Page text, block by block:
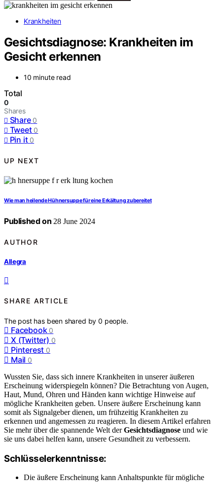
Krankheiten
Gesichtsdiagnose: Krankheiten im
Gesicht erkennen
10 minute read
Total
0
Shares
Share 0
Tweet 0
Pin it 0
UP NEXT
Wie man heilende Hühnersuppe für eine Erkältung zubereitet
Published on 28 June 2024
AUTHOR
Allegra
SHARE ARTICLE
The post has been shared by0 people.
Facebook 0
X (Twitter) 0
Pinterest 0
Mail 0
Wussten Sie, dass sich innere Krankheiten in unserer äußeren
Erscheinung widerspiegeln können? Die Betrachtung von Augen,
Haut, Mund, Ohren und Händen kann wichtige Hinweise auf
mögliche Krankheiten geben. Unsere äußere Erscheinung kann
somit als Signalgeber dienen, um frühzeitig Krankheiten zu
erkennen und angemessen zu reagieren. In diesem Artikel erfahren
Sie mehr über die spannende Welt derGesichtsdiagnose und wie
sie uns dabei helfen kann, unsere Gesundheit zu verbessern.
Schlüsselerkenntnisse:
Die äußere Erscheinung kann Anhaltspunkte für mögliche